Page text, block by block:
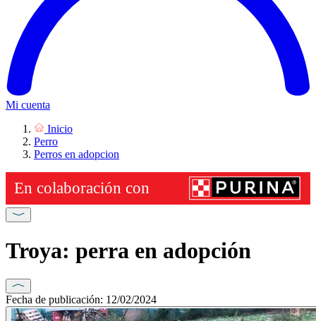
Mi cuenta
Inicio
Perro
Perros en adopcion
Troya: perra en adopción
Fecha de publicación: 12/02/2024